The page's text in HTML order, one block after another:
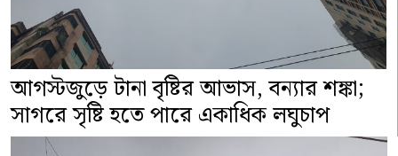
আগস্টজুড়ে টানা বৃষ্টির আভাস, বন্যার শঙ্কা;
সাগরে সৃষ্টি হতে পারে একাধিক লঘুচাপ